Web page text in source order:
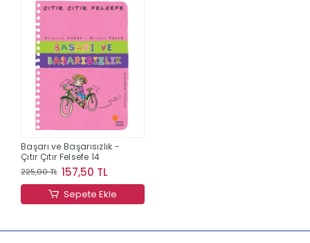
Başarı ve Başarısızlık -
Çıtır Çıtır Felsefe 14
225,00 TL 157,50 TL
Sepete Ekle